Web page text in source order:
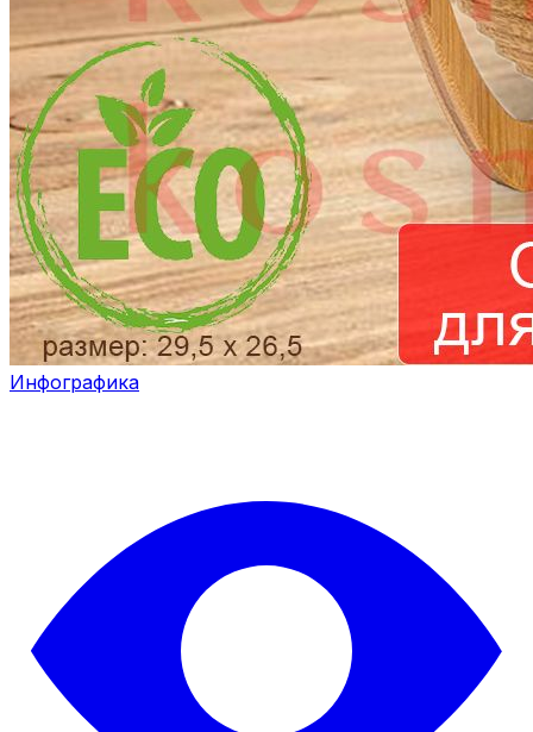
Инфографика